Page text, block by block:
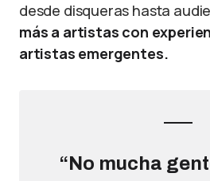
desde disqueras hasta
más a artistas con
artistas emergentes.
“No mucha